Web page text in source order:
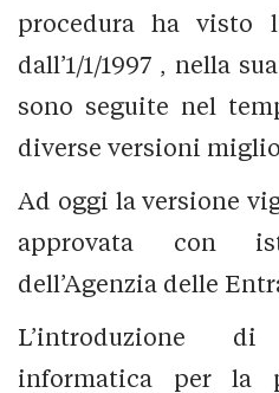
procedura ha visto
dall’1/1/1997 , nella
sono seguite nel
diverse versioni
Ad oggi la versione
approvata con
dell’Agenzia delle
L’introduzione
informatica per la